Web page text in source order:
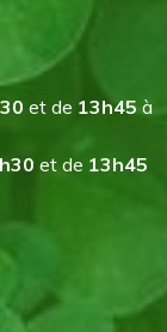
et de 13h45 à
et de 13h45